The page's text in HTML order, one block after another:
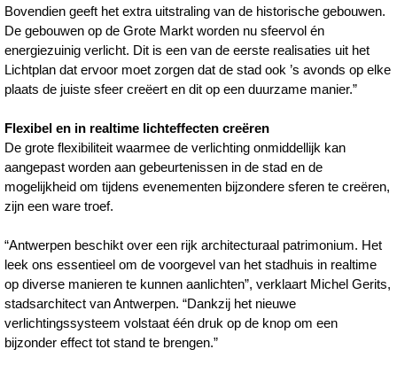
Bovendien geeft het extra uitstraling van de historische gebouwen.
De gebouwen op de Grote Markt worden nu sfeervol én
energiezuinig verlicht. Dit is een van de eerste realisaties uit het
Lichtplan dat ervoor moet zorgen dat de stad ook ’s avonds op elke
plaats de juiste sfeer creëert en dit op een duurzame manier.”
Flexibel en in realtime lichteffecten creëren
De grote flexibiliteit waarmee de verlichting onmiddellijk kan
aangepast worden aan gebeurtenissen in de stad en de
mogelijkheid om tijdens evenementen bijzondere sferen te creëren,
zijn een ware troef.
“Antwerpen beschikt over een rijk architecturaal patrimonium. Het
leek ons essentieel om de voorgevel van het stadhuis in realtime
op diverse manieren te kunnen aanlichten”, verklaart Michel Gerits,
stadsarchitect van Antwerpen. “Dankzij het nieuwe
verlichtingssysteem volstaat één druk op de knop om een
bijzonder effect tot stand te brengen.”